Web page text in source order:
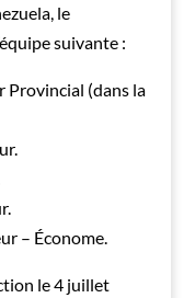
le
suivante :
Provincial (dans la
– Économe.
le 4 juillet